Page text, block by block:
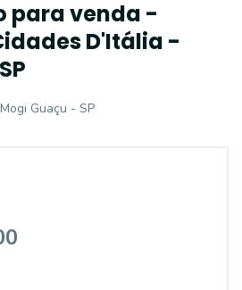
para venda -
D'Itália -
Guaçu - SP